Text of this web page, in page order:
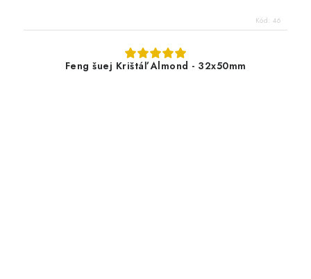
Kód: 46
Feng šuej Krištáľ Almond - 32x50mm